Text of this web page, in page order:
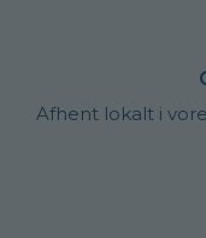
Afhent lokalt i